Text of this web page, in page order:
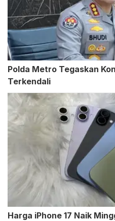
Polda Metro Tegaskan
Terkendali
Harga iPhone 17 Naik